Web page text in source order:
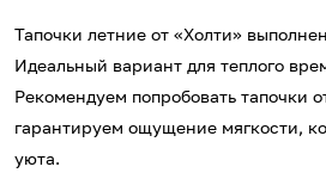
Тапочки летние от «Холти»
Идеальный вариант для теплого
Рекомендуем попробовать тапочки
гарантируем ощущение мягкости,
уюта.